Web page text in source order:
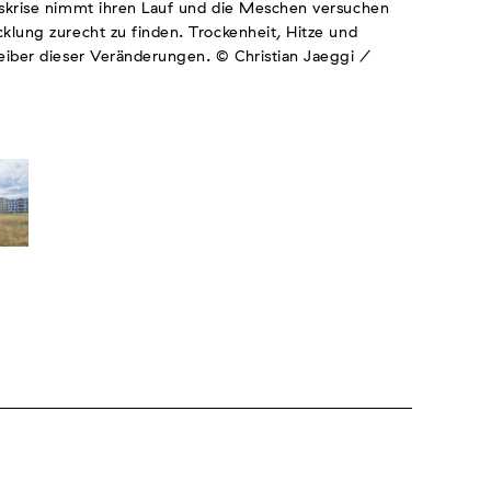
nimmt ihren Lauf und die Meschen versuchen
zurecht zu finden. Trockenheit, Hitze und
dieser Veränderungen. © Christian Jaeggi /